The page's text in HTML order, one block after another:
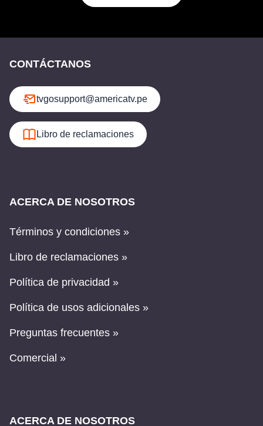
CONTÁCTANOS
tvgosupport@americatv.pe
Libro de reclamaciones
ACERCA DE NOSOTROS
Términos y condiciones »
Libro de reclamaciones »
Política de privacidad »
Política de usos adicionales »
Preguntas frecuentes »
Comercial »
ACERCA DE NOSOTROS